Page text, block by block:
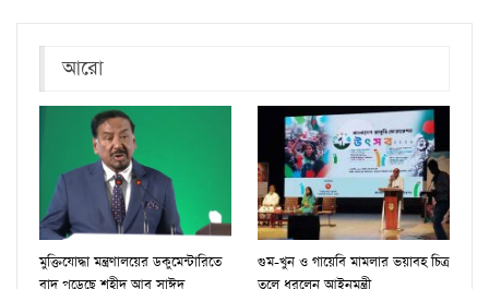
আরো
মুক্তিযোদ্ধা মন্ত্রণালয়ের ডকুমেন্টারিতে
বাদ পড়েছে শহীদ আবু সাঈদ
গুম-খুন ও গায়েবি মামলার ভয়াবহ চিত্র
তুলে ধরলেন আইনমন্ত্রী